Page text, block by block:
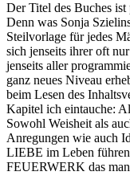
Der Titel des Buches
Denn was Sonja
Steilvorlage für jedes
sich jenseits ihrer oft
jenseits aller
ganz neues Niveau
beim Lesen des
Kapitel ich eintauche:
Sowohl Weisheit als
Anregungen wie auch
LIEBE im Leben
FEUERWERK das